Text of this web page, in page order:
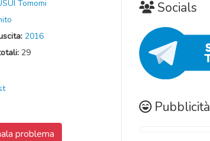
Tomomi
2016
29
problema
Socials
Pubblicità